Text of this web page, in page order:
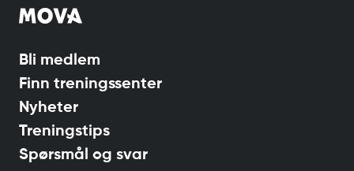
Bli medlem
Finn treningssenter
Nyheter
Treningstips
Spørsmål og svar